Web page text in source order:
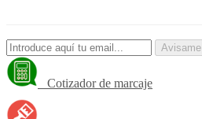
Avisame
Cotizador de marcaje